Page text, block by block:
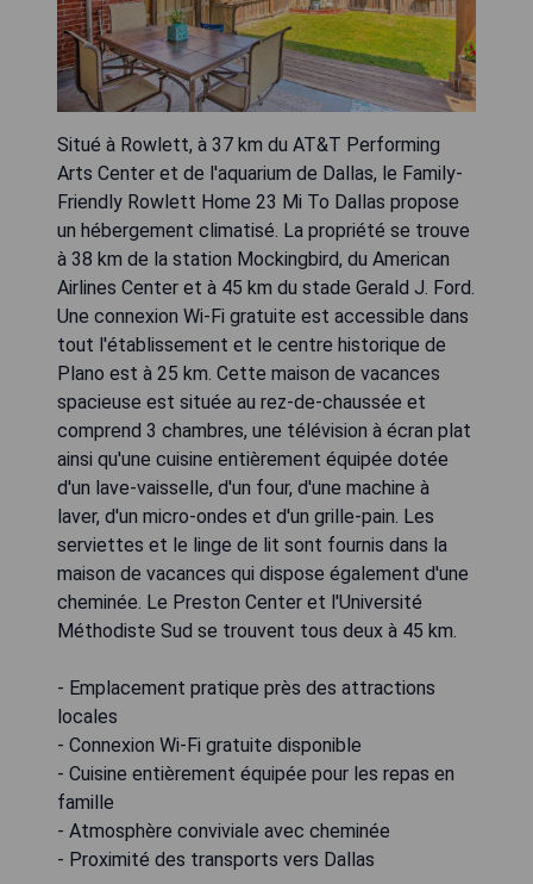
Situé à Rowlett, à 37 km du AT&T Performing
Arts Center et de l'aquarium de Dallas, le Family-
Friendly Rowlett Home 23 Mi To Dallas propose
un hébergement climatisé. La propriété se trouve
à 38 km de la station Mockingbird, du American
Airlines Center et à 45 km du stade Gerald J. Ford.
Une connexion Wi-Fi gratuite est accessible dans
tout l'établissement et le centre historique de
Plano est à 25 km. Cette maison de vacances
spacieuse est située au rez-de-chaussée et
comprend 3 chambres, une télévision à écran plat
ainsi qu'une cuisine entièrement équipée dotée
d'un lave-vaisselle, d'un four, d'une machine à
laver, d'un micro-ondes et d'un grille-pain. Les
serviettes et le linge de lit sont fournis dans la
maison de vacances qui dispose également d'une
cheminée. Le Preston Center et l'Université
Méthodiste Sud se trouvent tous deux à 45 km.
- Emplacement pratique près des attractions
locales
- Connexion Wi-Fi gratuite disponible
- Cuisine entièrement équipée pour les repas en
famille
- Atmosphère conviviale avec cheminée
- Proximité des transports vers Dallas